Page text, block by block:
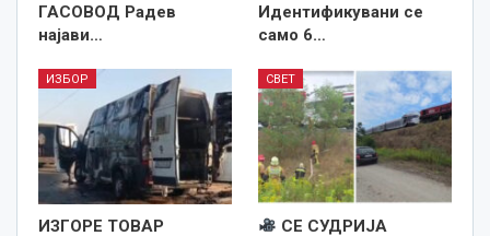
ГАСОВОД Радев
најави…
Идентификувани се
само 6…
ИЗБОР
ИЗГОРЕ ТОВАР
СВЕТ
СЕ СУДРИЈА